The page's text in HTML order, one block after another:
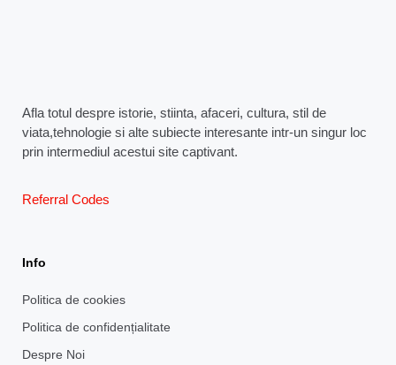
Afla totul despre istorie, stiinta, afaceri, cultura, stil de
viata,tehnologie si alte subiecte interesante intr-un singur loc
prin intermediul acestui site captivant.
Referral Codes
Info
Politica de cookies
Politica de confidențialitate
Despre Noi